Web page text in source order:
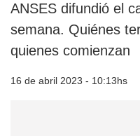
ANSES difundió el
semana. Quiénes
quienes comienzan
16 de abril 2023 - 10:13hs